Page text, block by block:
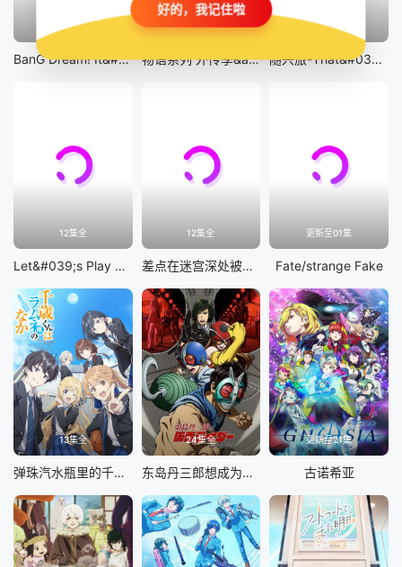
13集全
BanG Dream! It&#039;s MyGO!!!!!
14集全
物语系列 外传季&amp;怪物季
12集全
随兴旅-That&#039;s Journey-
12集全
Let&#039;s Play 充满挑战的人生
12集全
差点在迷宫深处被信任的伙伴杀掉，但靠着天赐技能「无限扭蛋」获得等级9999的伙伴，我要向前队友和世界展开复仇&amp;「给他们好看！」
更新至01集
Fate/strange Fake
13集全
弹珠汽水瓶里的千岁同学
24集全
东岛丹三郎想成为假面骑士
更新至21集
古诺希亚
好的，我记住啦